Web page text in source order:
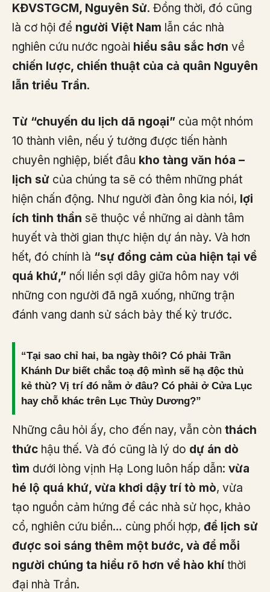
KĐVSTGCM, Nguyên Sử. Đồng thời, đó cũng
là cơ hội để người Việt Nam lẫn các nhà
nghiên cứu nước ngoài hiểu sâu sắc hơn về
chiến lược, chiến thuật của cả quân Nguyên
lẫn triều Trần.
Từ “chuyến du lịch dã ngoại” của một nhóm
10 thành viên, nếu ý tưởng được tiến hành
chuyên nghiệp, biết đâu kho tàng văn hóa –
lịch sử của chúng ta sẽ có thêm những phát
hiện chấn động. Như người đàn ông kia nói, lợi
ích tinh thần sẽ thuộc về những ai dành tâm
huyết và thời gian thực hiện dự án này. Và hơn
hết, đó chính là “sự đồng cảm của hiện tại về
quá khứ,” nối liền sợi dây giữa hôm nay với
những con người đã ngã xuống, những trận
đánh vang danh sử sách bảy thế kỷ trước.
“Tại sao chỉ hai, ba ngày thôi? Có phải Trần
Khánh Dư biết chắc toạ độ mình sẽ hạ độc thủ
kẻ thù? Vị trí đó nằm ở đâu? Có phải ở Cửa Lục
hay chỗ khác trên Lục Thủy Dương?”
Những câu hỏi ấy, cho đến nay, vẫn còn thách
thức hậu thế. Và đó cũng là lý do dự án dò
tìm dưới lòng vịnh Hạ Long luôn hấp dẫn: vừa
hé lộ quá khứ, vừa khơi dậy trí tò mò, vừa
tạo nguồn cảm hứng để các nhà sử học, khảo
cổ, nghiên cứu biển… cùng phối hợp, để lịch sử
được soi sáng thêm một bước, và để mỗi
người chúng ta hiểu rõ hơn về hào khí thời
đại nhà Trần.